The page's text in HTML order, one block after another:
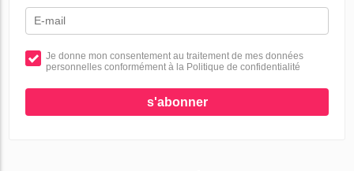
Je donne mon consentement au traitement de mes données
personnelles conformément à la Politique de confidentialité
s'abonner